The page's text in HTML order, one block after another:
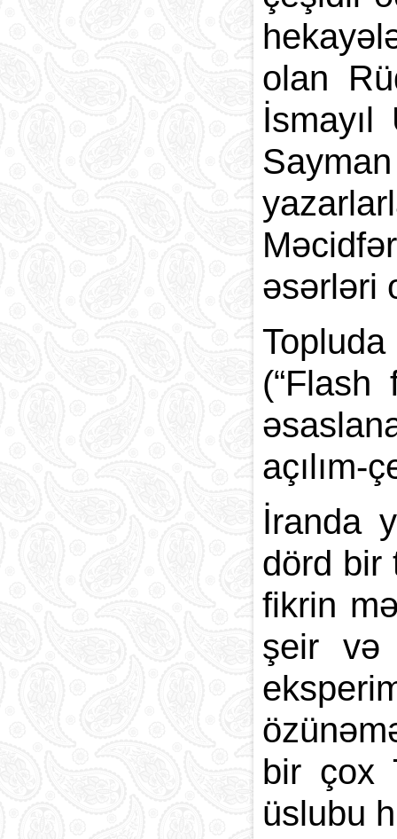
olan
əsərləri
(“Flash
açılım-
İranda
dörd bir
fikrin
şeir və
bir çox
üslubu